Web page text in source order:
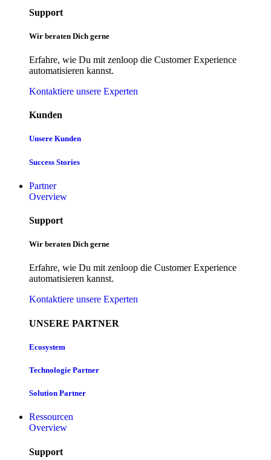
Support
Wir beraten Dich gerne
Erfahre, wie Du mit zenloop die Customer Experience
automatisieren kannst.
Kontaktiere unsere Experten
Kunden
Unsere Kunden
Success Stories
Partner
Overview
Support
Wir beraten Dich gerne
Erfahre, wie Du mit zenloop die Customer Experience
automatisieren kannst.
Kontaktiere unsere Experten
UNSERE PARTNER
Ecosystem
Technologie Partner
Solution Partner
Ressourcen
Overview
Support